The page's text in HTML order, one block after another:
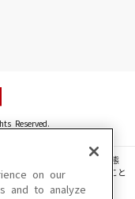
Reserved.
動画・音声等を、手段や形態
転載、ファイル化などすること
on our
and to analyze